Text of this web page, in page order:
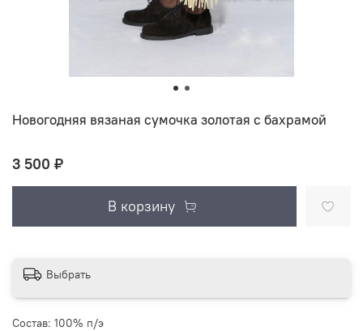
Новогодняя вязаная сумочка золотая с бахрамой
3 500 ₽
В корзину
Выбрать
Состав: 100% п/э